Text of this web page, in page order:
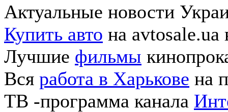
Актуальные новости
Купить авто на avtosale.ua
Лучшие фильмы
Вся работа в Харькове на
ТВ -программа канала